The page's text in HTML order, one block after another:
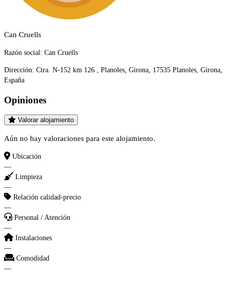
Can Cruells
Razón social: Can Cruells
Dirección: Ctra. N-152 km 126 , Planoles, Girona, 17535 Planoles, Girona,
España
Opiniones
Valorar alojamiento
Aún no hay valoraciones para este alojamiento.
Ubicación
—
Limpieza
—
Relación calidad-precio
—
Personal / Atención
—
Instalaciones
—
Comodidad
—